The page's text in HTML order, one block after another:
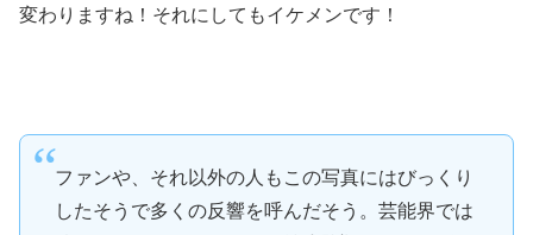
変わりますね！それにしてもイケメンです！
ファンや、それ以外の人もこの写真にはびっくり
したそうで多くの反響を呼んだそう。芸能界では